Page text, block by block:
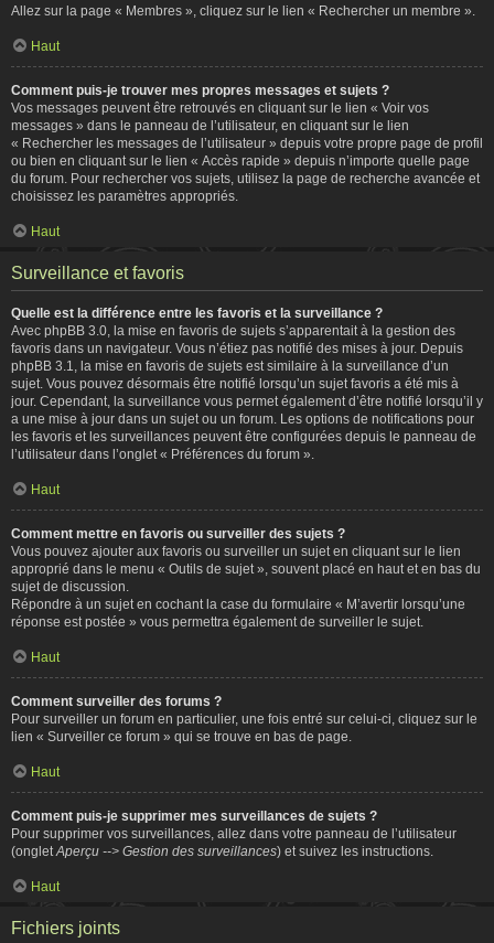
Allez sur la page « Membres », cliquez sur le lien « Rechercher un membre ».
Haut
Comment puis-je trouver mes propres messages et sujets ?
Vos messages peuvent être retrouvés en cliquant sur le lien « Voir vos
messages » dans le panneau de l’utilisateur, en cliquant sur le lien
« Rechercher les messages de l’utilisateur » depuis votre propre page de profil
ou bien en cliquant sur le lien « Accès rapide » depuis n’importe quelle page
du forum. Pour rechercher vos sujets, utilisez la page de recherche avancée et
choisissez les paramètres appropriés.
Haut
Surveillance et favoris
Quelle est la différence entre les favoris et la surveillance ?
Avec phpBB 3.0, la mise en favoris de sujets s’apparentait à la gestion des
favoris dans un navigateur. Vous n’étiez pas notifié des mises à jour. Depuis
phpBB 3.1, la mise en favoris de sujets est similaire à la surveillance d’un
sujet. Vous pouvez désormais être notifié lorsqu’un sujet favoris a été mis à
jour. Cependant, la surveillance vous permet également d’être notifié lorsqu’il y
a une mise à jour dans un sujet ou un forum. Les options de notifications pour
les favoris et les surveillances peuvent être configurées depuis le panneau de
l’utilisateur dans l’onglet « Préférences du forum ».
Haut
Comment mettre en favoris ou surveiller des sujets ?
Vous pouvez ajouter aux favoris ou surveiller un sujet en cliquant sur le lien
approprié dans le menu « Outils de sujet », souvent placé en haut et en bas du
sujet de discussion.
Répondre à un sujet en cochant la case du formulaire « M’avertir lorsqu’une
réponse est postée » vous permettra également de surveiller le sujet.
Haut
Comment surveiller des forums ?
Pour surveiller un forum en particulier, une fois entré sur celui-ci, cliquez sur le
lien « Surveiller ce forum » qui se trouve en bas de page.
Haut
Comment puis-je supprimer mes surveillances de sujets ?
Pour supprimer vos surveillances, allez dans votre panneau de l’utilisateur
(onglet Aperçu --> Gestion des surveillances) et suivez les instructions.
Haut
Fichiers joints